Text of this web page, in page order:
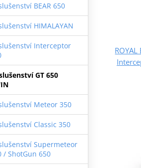
BEAR 650
HIMALAYAN
Interceptor
GT 650
Meteor 350
Classic 350
Supermeteor
/ ShotGun 650